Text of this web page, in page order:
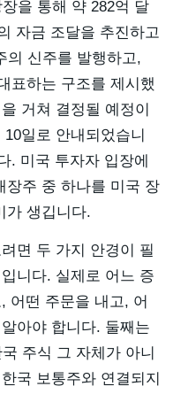
을 통해 약 282억 달
자금 조달을 추진하고
의 신주를 발행하고,
표하는 구조를 제시했
거쳐 결정될 예정이
일로 안내되었습니
. 미국 투자자 입장에
장주 중 하나를 미국 장
가 생깁니다.
면 두 가지 안경이 필
니다. 실제로 어느 증
어떤 주문을 내고, 어
아야 합니다. 둘째는
주식 그 자체가 아니
국 보통주와 연결되지